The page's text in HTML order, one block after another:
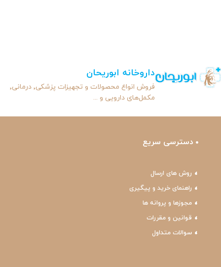
داروخانه ابوریحان
فروش انواع محصولات و تجهیزات پزشکی٬ درمانی٬
مکمل‌های دارویی و ...
دسترسی سریع
روش های ارسال
راهنمای خرید و پیگیری
مجوزها و پروانه ها
قوانین و مقررات
سوالات متداول